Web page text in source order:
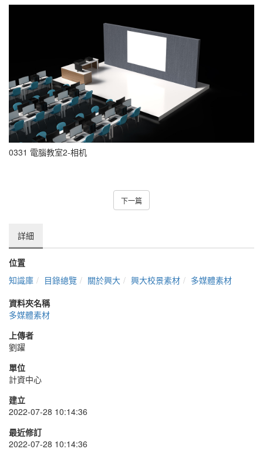
0331 電腦教室2-相机
下一篇
詳細
位置
知識庫
目錄總覽 關於興大 興大校景素材
多媒體素材
資料夾名稱
多媒體素材
上傳者
劉躍
單位
計資中心
建立
2022-07-28 10:14:36
最近修訂
2022-07-28 10:14:36